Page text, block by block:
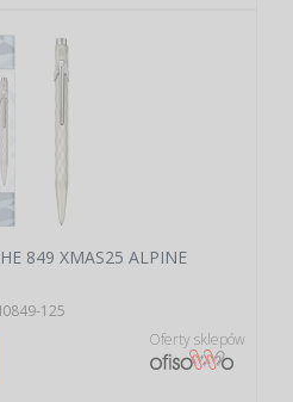
849 XMAS25 ALPINE
125
Oferty sklepów